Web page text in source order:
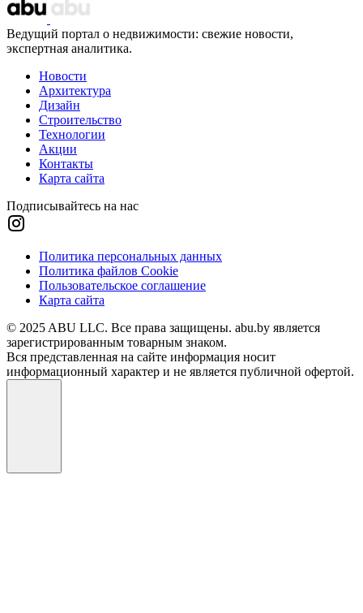
Ведущий портал о недвижимости: свежие новости,
экспертная аналитика.
Новости
Архитектура
Дизайн
Строительство
Технологии
Акции
Контакты
Карта сайта
Подписывайтесь на нас
Политика персональных данных
Политика файлов Cookie
Пользовательское соглашение
Карта сайта
© 2025 ABU LLC. Все права защищены. abu.by является
зарегистрированным товарным знаком.
Вся представленная на сайте информация носит
информационный характер и не является публичной офертой.